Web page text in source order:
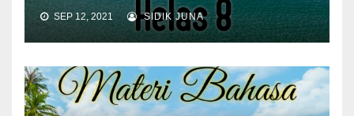
SEP 12, 2021 SIDIK JUNA